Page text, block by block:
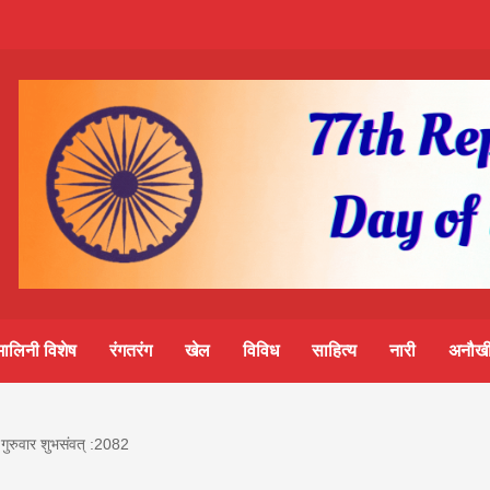
विशेष रंगतरंग खेल विविध साहित्य नारी
शुभसंवत् :2082